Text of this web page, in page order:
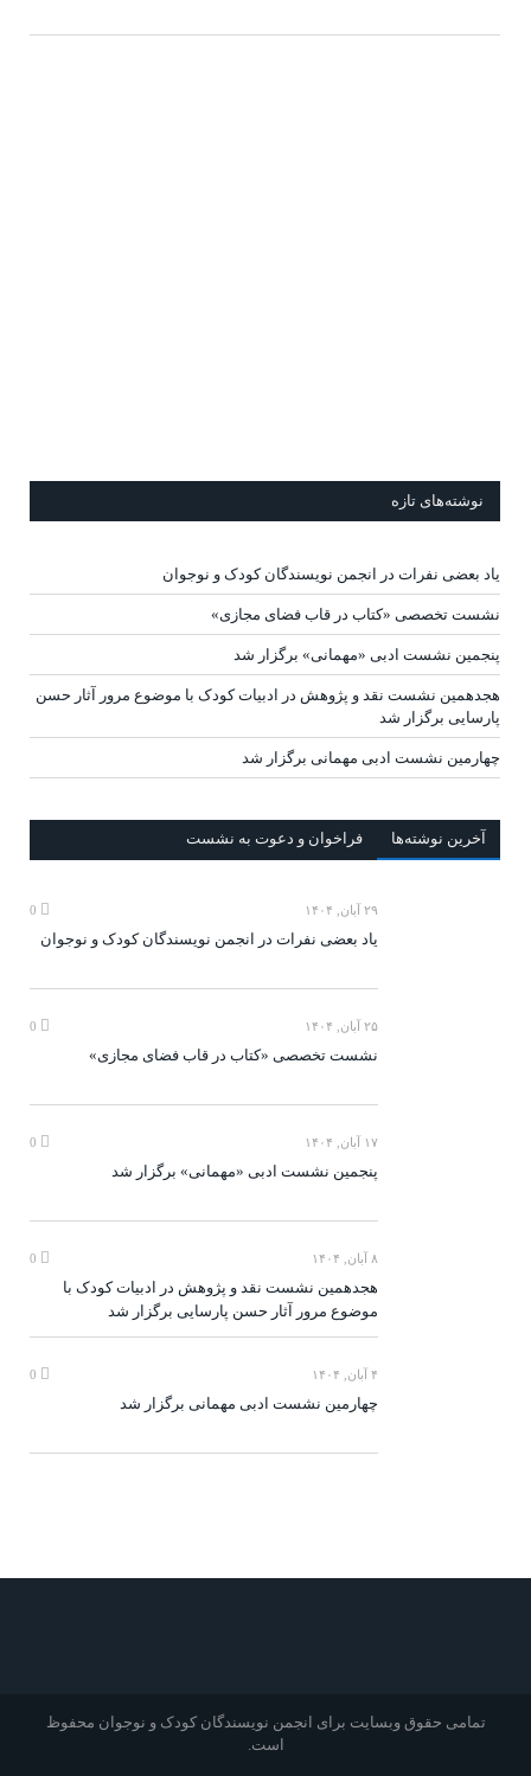
نوشته‌های تازه
یاد بعضی نفرات در انجمن نویسندگان کودک و نوجوان
نشست تخصصی «کتاب در قاب فضای مجازی»
پنجمین نشست ادبی «مهمانی» برگزار شد
هجدهمین نشست نقد و پژوهش در ادبیات کودک با موضوع مرور آثار حسن
پارسایی برگزار شد
چهارمین نشست ادبی مهمانی برگزار شد
آخرين‌ نوشته‌ها فراخوان و دعوت به نشست
۲۹ آبان, ۱۴۰۴
یاد بعضی نفرات در انجمن نویسندگان کودک و نوجوان
۲۵ آبان, ۱۴۰۴
نشست تخصصی «کتاب در قاب فضای مجازی»
۱۷ آبان, ۱۴۰۴
پنجمین نشست ادبی «مهمانی» برگزار شد
۸ آبان, ۱۴۰۴
هجدهمین نشست نقد و پژوهش در ادبیات کودک با
موضوع مرور آثار حسن پارسایی برگزار شد
۴ آبان, ۱۴۰۴
چهارمین نشست ادبی مهمانی برگزار شد
تمامی حقوق وبسایت برای انجمن نویسندگان کودک و نوجوان محفوظ
است.